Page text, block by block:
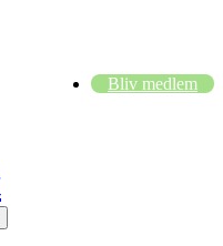
Bliv medlem